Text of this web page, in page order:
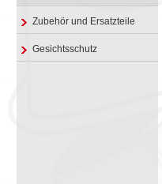
Zubehör und Ersatzteile
Gesichtsschutz